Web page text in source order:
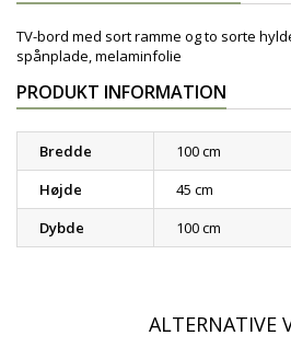
TV-bord med sort ramme og to sorte
spånplade, melaminfolie
PRODUKT INFORMATION
Bredde
100 cm
Højde
45 cm
Dybde
100 cm
ALTERNATIVE